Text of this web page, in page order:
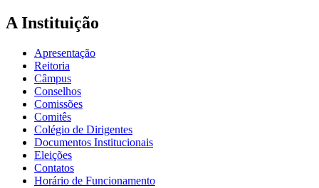
A Instituição
Apresentação
Reitoria
Câmpus
Conselhos
Comissões
Comitês
Colégio de Dirigentes
Documentos Institucionais
Eleições
Contatos
Horário de Funcionamento